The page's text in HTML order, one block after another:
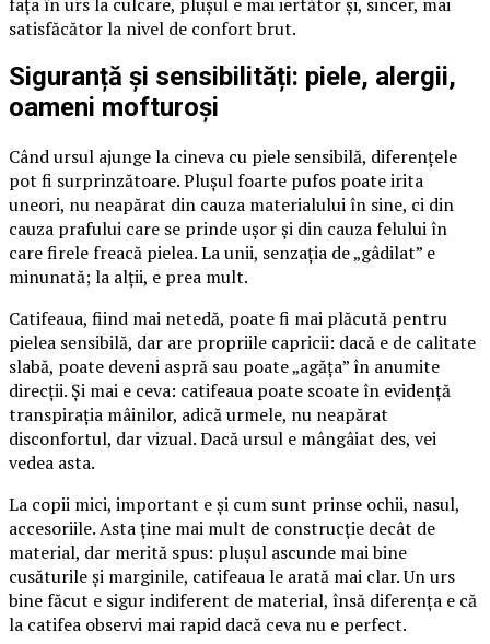
satisfăcător la nivel de confort brut.
Siguranță și sensibilități: piele, alergii,
oameni mofturoși
Când ursul ajunge la cineva cu piele sensibilă, diferențele
pot fi surprinzătoare. Plușul foarte pufos poate irita
uneori, nu neapărat din cauza materialului în sine, ci din
cauza prafului care se prinde ușor și din cauza felului în
care firele freacă pielea. La unii, senzația de „gâdilat” e
minunată; la alții, e prea mult.
Catifeaua, fiind mai netedă, poate fi mai plăcută pentru
pielea sensibilă, dar are propriile capricii: dacă e de calitate
slabă, poate deveni aspră sau poate „agăța” în anumite
direcții. Și mai e ceva: catifeaua poate scoate în evidență
transpirația mâinilor, adică urmele, nu neapărat
disconfortul, dar vizual. Dacă ursul e mângâiat des, vei
vedea asta.
La copii mici, important e și cum sunt prinse ochii, nasul,
accesoriile. Asta ține mai mult de construcție decât de
material, dar merită spus: plușul ascunde mai bine
cusăturile și marginile, catifeaua le arată mai clar. Un urs
bine făcut e sigur indiferent de material, însă diferența e că
la catifea observi mai rapid dacă ceva nu e perfect.